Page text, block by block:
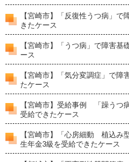
【宮崎市】「反復性うつ病」で
きたケース
【宮崎市】「うつ病」で障害基
ース
【宮崎市】「気分変調症」で障
たケース
【宮崎市】受給事例 「躁うつ
受給できたケース
【宮崎市】「心房細動 植込み
生年金3級を受給できたケース